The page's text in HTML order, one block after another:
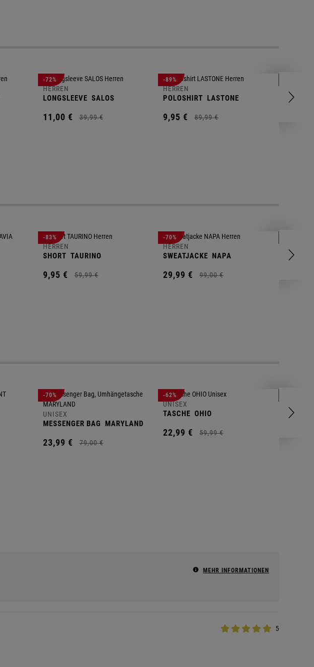
-72%
HERREN
LONGSLEEVE SALOS
11,00 € 39,99 €
-89%
HERREN
POLOSHIRT LASTONE
9,95 € 89,99 €
SHORT
-83%
HERREN
SHORT TAURINO
9,95 € 59,99 €
-70%
HERREN
SWEATJACKE NAPA
29,99 € 99,00 €
-70%
UNISEX
MESSENGER BAG MARYLAND
23,99 € 79,00 €
-62%
UNISEX
TASCHE OHIO
22,99 € 59,99 €
MEHR INFORMATIONEN
5